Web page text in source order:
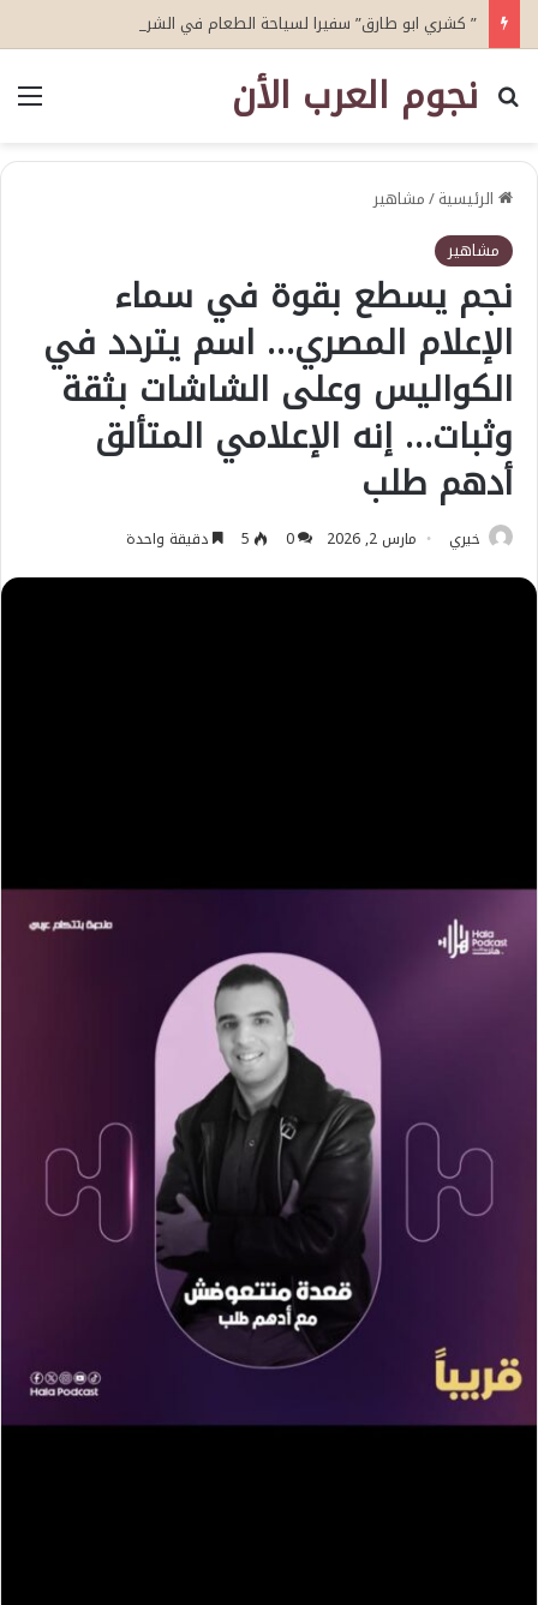
نجوم العرب الأن
بحث عن
الرئيسية/مشاهير
مشاهير
نجم يسطع بقوة في سماء
الإعلام المصري… اسم يتردد في
الكواليس وعلى الشاشات بثقة
وثبات… إنه الإعلامي المتألق
أدهم طلب
خيري مارس 2, 2026 0
5 دقيقة واحدة